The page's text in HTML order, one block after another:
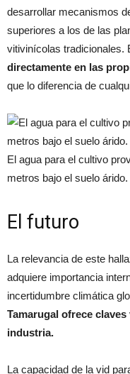
desarrollar mecanismos
superiores a los de las
vitivinícolas tradicionales.
directamente en las
que lo diferencia de
El agua para el cultivo
metros bajo el suelo
El futuro
La relevancia de este
adquiere importancia
incertidumbre climática
Tamarugal ofrece
industria.
La capacidad de la vid